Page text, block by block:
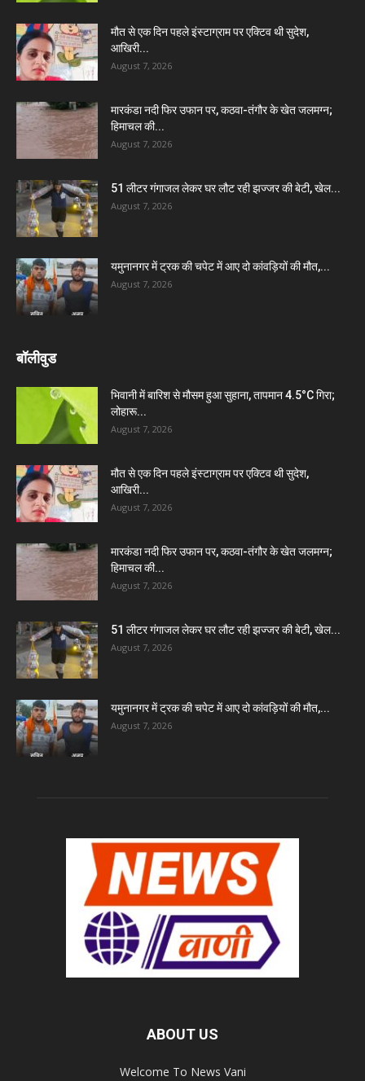
मौत से एक दिन पहले इंस्टाग्राम पर एक्टिव थी सुदेश,
आखिरी...
August 7, 2026
मारकंडा नदी फिर उफान पर, कठवा-तंगौर के खेत जलमग्न;
हिमाचल की...
August 7, 2026
51 लीटर गंगाजल लेकर घर लौट रही झज्जर की बेटी, खेल...
August 7, 2026
यमुनानगर में ट्रक की चपेट में आए दो कांवड़ियों की मौत,...
August 7, 2026
बॉलीवुड
भिवानी में बारिश से मौसम हुआ सुहाना, तापमान 4.5°C गिरा;
लोहारू...
August 7, 2026
मौत से एक दिन पहले इंस्टाग्राम पर एक्टिव थी सुदेश,
आखिरी...
August 7, 2026
मारकंडा नदी फिर उफान पर, कठवा-तंगौर के खेत जलमग्न;
हिमाचल की...
August 7, 2026
51 लीटर गंगाजल लेकर घर लौट रही झज्जर की बेटी, खेल...
August 7, 2026
यमुनानगर में ट्रक की चपेट में आए दो कांवड़ियों की मौत,...
August 7, 2026
ABOUT US
Welcome To News Vani